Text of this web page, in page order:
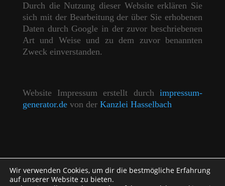
Durch die Nutzung dieser Website erklären Sie
sich mit der Bearbeitung der über Sie erhobenen
Daten durch Google in der zuvor beschriebenen
Art und Weise und zu dem zuvor benannten
Zweck einverstanden.
Website Impressum erstellt durchimpressum-
generator.devon der Kanzlei Hasselbach
Wir verwenden Cookies, um dir die bestmögliche Erfahrung
auf unserer Website zu bieten.